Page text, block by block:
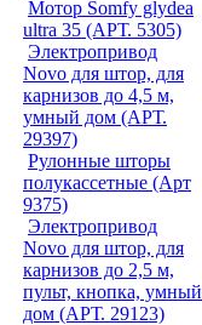
Мотор Somfy glydea
ultra 35 (АРТ. 5305)
Электропривод
Novo для штор, для
карнизов до 4,5 м,
умный дом (АРТ.
29397)
Рулонные шторы
полукассетные (Арт
9375)
Электропривод
Novo для штор, для
карнизов до 2,5 м,
пульт, кнопка, умный
дом (АРТ. 29123)